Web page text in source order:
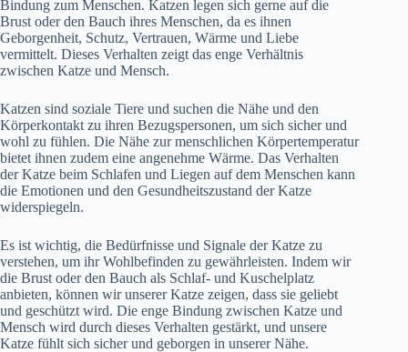
Bindung zum Menschen. Katzen legen sich gerne auf die
Brust oder den Bauch ihres Menschen, da es ihnen
Geborgenheit, Schutz, Vertrauen, Wärme und Liebe
vermittelt. Dieses Verhalten zeigt das enge Verhältnis
zwischen Katze und Mensch.
Katzen sind soziale Tiere und suchen die Nähe und den
Körperkontakt zu ihren Bezugspersonen, um sich sicher und
wohl zu fühlen. Die Nähe zur menschlichen Körpertemperatur
bietet ihnen zudem eine angenehme Wärme. Das Verhalten
der Katze beim Schlafen und Liegen auf dem Menschen kann
die Emotionen und den Gesundheitszustand der Katze
widerspiegeln.
Es ist wichtig, die Bedürfnisse und Signale der Katze zu
verstehen, um ihr Wohlbefinden zu gewährleisten. Indem wir
die Brust oder den Bauch als Schlaf- und Kuschelplatz
anbieten, können wir unserer Katze zeigen, dass sie geliebt
und geschützt wird. Die enge Bindung zwischen Katze und
Mensch wird durch dieses Verhalten gestärkt, und unsere
Katze fühlt sich sicher und geborgen in unserer Nähe.